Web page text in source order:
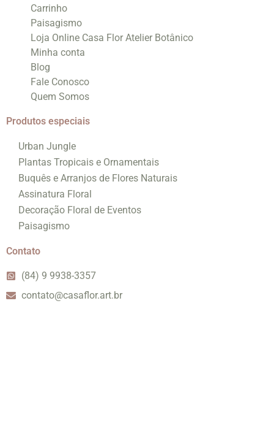
Carrinho
Paisagismo
Loja Online Casa Flor Atelier Botânico
Minha conta
Blog
Fale Conosco
Quem Somos
Produtos especiais
Urban Jungle
Plantas Tropicais e Ornamentais
Buquês e Arranjos de Flores Naturais
Assinatura Floral
Decoração Floral de Eventos
Paisagismo
Contato
(84) 9 9938-3357
contato@casaflor.art.br